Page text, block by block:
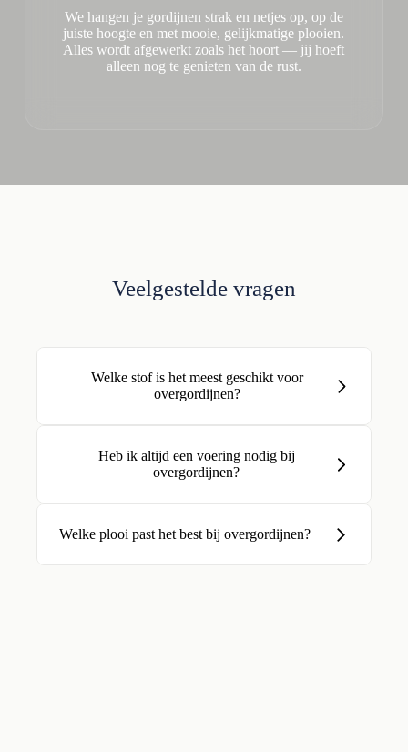
We hangen je gordijnen strak en netjes op, op de
juiste hoogte en met mooie, gelijkmatige plooien.
Alles wordt afgewerkt zoals het hoort — jij hoeft
alleen nog te genieten van de rust.
Veelgestelde vragen
Welke stof is het meest geschikt voor
overgordijnen?
Heb ik altijd een voering nodig bij
overgordijnen?
Welke plooi past het best bij overgordijnen?